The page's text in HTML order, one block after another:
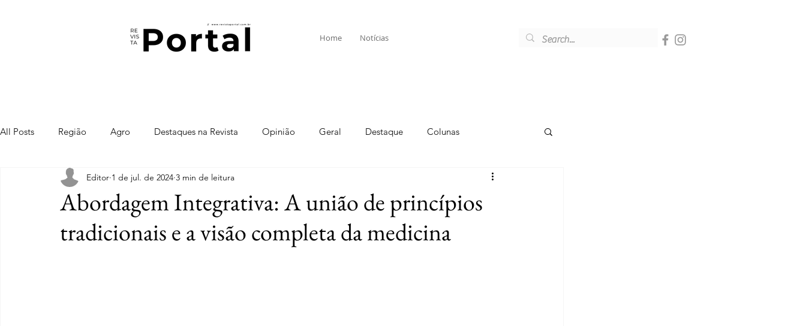
Home Notícias
All Posts Região Agro Destaques na Revista Opinião Geral Destaque Colunas
Abordagem Integrativa: A união de princípios
tradicionais e a visão completa da medicina
Editor 1 de jul. de 2024 3 min de leitura